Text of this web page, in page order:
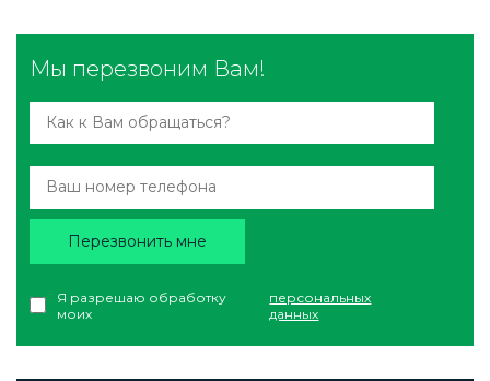
Мы перезвоним Вам!
Я разрешаю обработку
моих
персональных
данных
Перезвонить мне